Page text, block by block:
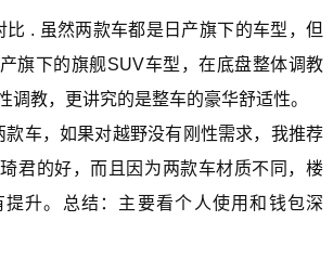
比 . 虽然两款车都是日产旗下的车型，但
旗下的旗舰SUV车型，在底盘整体调教
调教，更讲究的是整车的豪华舒适性。
款车，如果对越野没有刚性需求，我推荐
君的好，而且因为两款车材质不同，楼
提升。总结：主要看个人使用和钱包深